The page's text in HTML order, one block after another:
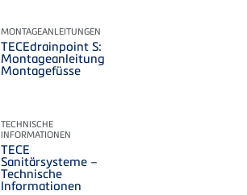
MONTAGEANLEITUNGEN
TECEdrainpoint S:
Montageanleitung
Montagefüsse
TECHNISCHE
INFORMATIONEN
TECE
Sanitärsysteme –
Technische
Informationen